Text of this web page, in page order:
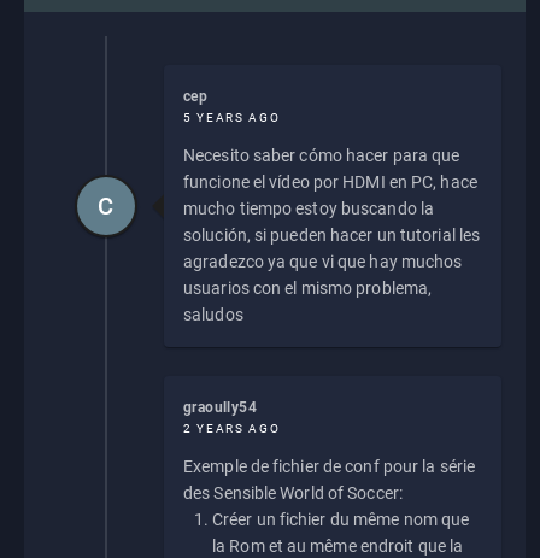
cep
5 YEARS AGO
Necesito saber cómo hacer para que
funcione el vídeo por HDMI en PC, hace
mucho tiempo estoy buscando la
solución, si pueden hacer un tutorial les
agradezco ya que vi que hay muchos
usuarios con el mismo problema,
saludos
C
graoully54
2 YEARS AGO
Exemple de fichier de conf pour la série
des Sensible World of Soccer:
Créer un fichier du même nom que
la Rom et au même endroit que la